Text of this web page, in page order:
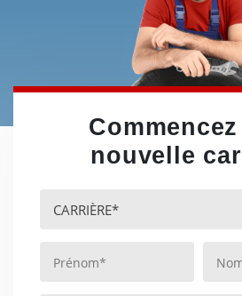
nouvelle